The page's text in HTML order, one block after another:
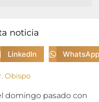
noticia
LinkedIn WhatsApp
Obispo
domingo pasado con